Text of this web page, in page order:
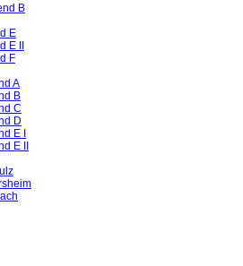
B
E
E II
F
A
B
C
D
E I
E II